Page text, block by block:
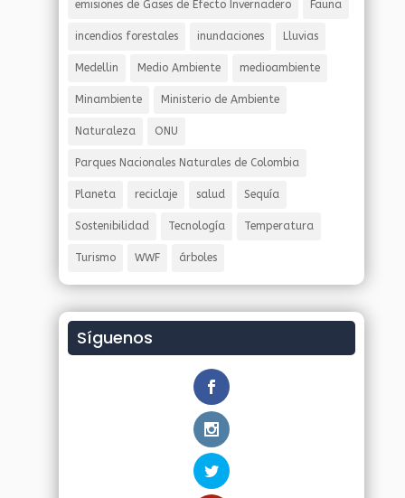
emisiones de Gases de Efecto Invernadero Fauna
incendios forestales inundaciones Lluvias
Medellin Medio Ambiente medioambiente
Minambiente Ministerio de Ambiente
Naturaleza ONU
Parques Nacionales Naturales de Colombia
Planeta reciclaje salud Sequía
Sostenibilidad Tecnología Temperatura
Turismo WWF árboles
Síguenos